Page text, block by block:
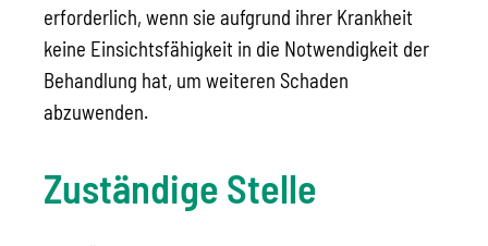
erforderlich, wenn sie aufgrund ihrer Krankheit
keine Einsichtsfähigkeit in die Notwendigkeit der
Behandlung hat, um weiteren Schaden
abzuwenden.
Zuständige Stelle